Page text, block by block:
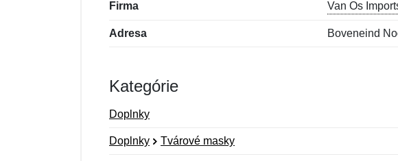
Firma Van Os
Adresa Boveneind
Kategórie
Doplnky
Doplnky Tvárové masky